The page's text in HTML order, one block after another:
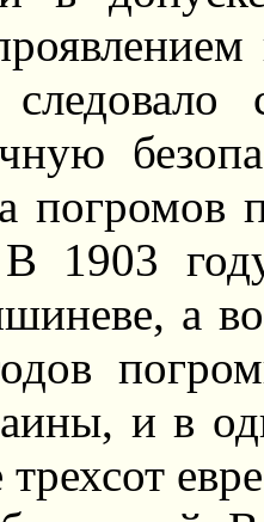
погромов
В 1903
а
и в